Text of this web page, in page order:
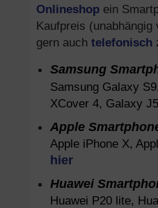
Onlineshop ein
Kaufpreis
gern auch telefonisch
Samsung
Samsung Galaxy
XCover 4, Galaxy
Apple
Apple iPhone X,
hier
Huawei
Huawei P20 lite,